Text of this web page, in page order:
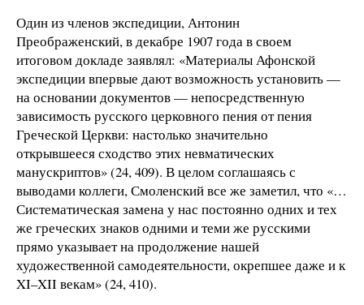
Один из членов экспедиции, Антонин
Преображенский, в декабре 1907 года в своем
итоговом докладе заявлял: «Материалы Афонской
экспедиции впервые дают возможность установить —
на основании документов — непосредственную
зависимость русского церковного пения от пения
Греческой Церкви: настолько значительно
открывшееся сходство этих невматических
манускриптов» (24, 409). В целом соглашаясь с
выводами коллеги, Смоленский все же заметил, что «…
Систематическая замена у нас постоянно одних и тех
же греческих знаков одними и теми же русскими
прямо указывает на продолжение нашей
художественной самодеятельности, окрепшее даже и к
XI–XII векам» (24, 410).